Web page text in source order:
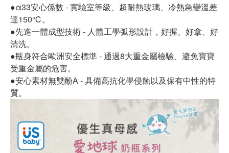
●α33安心係數 - 實驗室等級、超耐熱玻璃、冷熱急變溫差
達150℃。
●先進一體成型技術 - 人體工學弧形設計，好握、好拿、好
清洗。
●瓶身符合歐洲安全標準 - 通過8大重金屬檢驗、避免寶寶
受重金屬的危害。
●安心素材無雙酚A - 具備高抗化學侵蝕以及保有中性的特
質。